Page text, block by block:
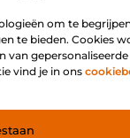
om te
te bieden. Cookies
van
vind je in ons